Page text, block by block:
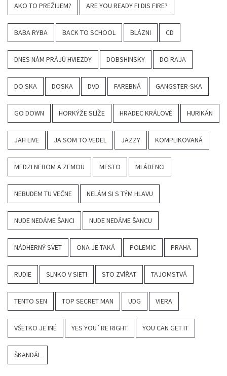
AKO TO PREŽIJEM? ARE YOU READY FI DIS FIRE?
BABA RYBA BACK TO SCHOOL BLÁZNI CD
DNES NÁM PRÁJÚ HVIEZDY DOBSHINSKY DO RAJA
DO SKA DOSKA DVD FAREBNÁ GANGSTER-SKA
GO DOWN HORKÝŽE SLÍŽE HRADEC KRÁLOVÉ HURIKÁN
JAH LIVE JA SOM TO VEDEL JAZZY KOMPLIKOVANÁ
MEDZI NEBOM A ZEMOU MESTO MLÁDENCI
NEBUDEM TU VEČNE NELÁM SI S TÝM HLAVU
NUDE NEDÁME ŠANCI NUDE NEDÁME ŠANCU
NÁDHERNÝ SVET ONA JE TAKÁ POLEMIC PRAHA
RUDIE SLNKO V SIETI STO ZVÍŘAT TAJOMSTVÁ
TENTO SEN TOP SECRET MAN UDG VIERA
VŠETKO JE INÉ YES YOU`RE RIGHT YOU CAN GET IT
ŠKANDÁL